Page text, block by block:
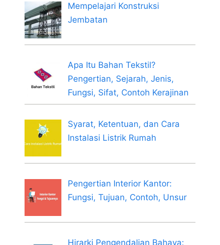
Mempelajari Konstruksi
Jembatan
Apa Itu Bahan Tekstil?
Pengertian, Sejarah, Jenis,
Fungsi, Sifat, Contoh Kerajinan
Syarat, Ketentuan, dan Cara
Instalasi Listrik Rumah
Pengertian Interior Kantor:
Fungsi, Tujuan, Contoh, Unsur
Hirarki Pengendalian Bahaya: